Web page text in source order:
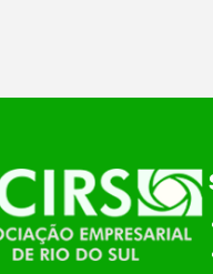
o objetivo de
digital e a gestão
Vale, o Núcleo de
Polo ACATE-
do Workshop NIAVI.